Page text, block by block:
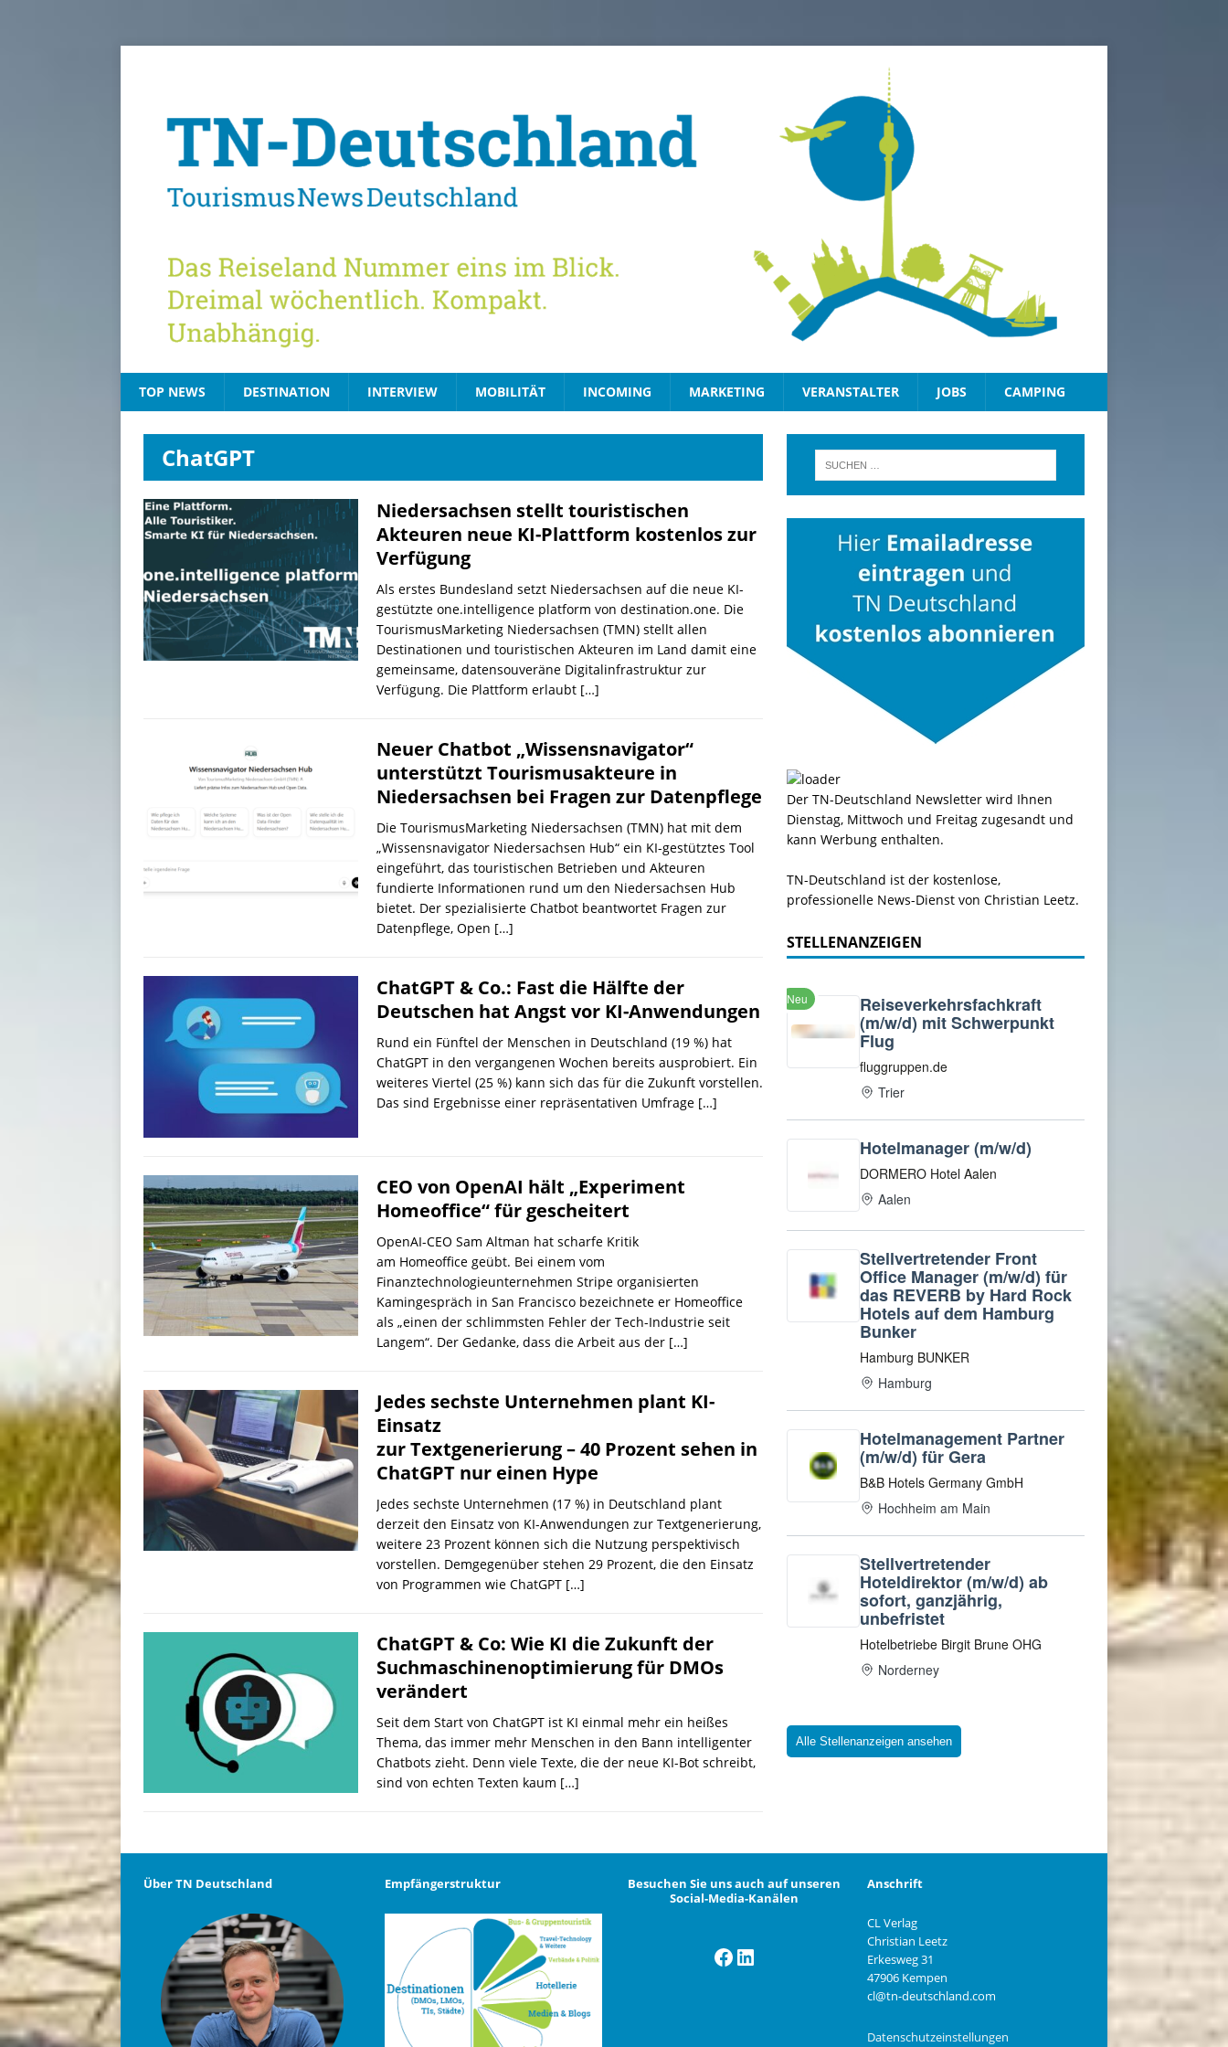
TOP NEWS DESTINATION INTERVIEW MOBILITÄT INCOMING MARKETING VERANSTALTER JOBS CAMPING
ChatGPT
Niedersachsen stellt touristischen
Akteuren neue KI-Plattform kostenlos zur
Verfügung
Als erstes Bundesland setzt Niedersachsen auf die neue KI-
gestützte one.intelligence platform von destination.one. Die
TourismusMarketing Niedersachsen (TMN) stellt allen
Destinationen und touristischen Akteuren im Land damit eine
gemeinsame, datensouveräne Digitalinfrastruktur zur
Verfügung. Die Plattform erlaubt […]
Neuer Chatbot „Wissensnavigator“
unterstützt Tourismusakteure in
Niedersachsen bei Fragen zur Datenpflege
Die TourismusMarketing Niedersachsen (TMN) hat mit dem
„Wissensnavigator Niedersachsen Hub“ ein KI-gestütztes Tool
eingeführt, das touristischen Betrieben und Akteuren
fundierte Informationen rund um den Niedersachsen Hub
bietet. Der spezialisierte Chatbot beantwortet Fragen zur
Datenpflege, Open […]
ChatGPT & Co.: Fast die Hälfte der
Deutschen hat Angst vor KI-Anwendungen
Rund ein Fünftel der Menschen in Deutschland (19 %) hat
ChatGPT in den vergangenen Wochen bereits ausprobiert. Ein
weiteres Viertel (25 %) kann sich das für die Zukunft vorstellen.
Das sind Ergebnisse einer repräsentativen Umfrage […]
CEO von OpenAI hält „Experiment
Homeoffice“ für gescheitert
OpenAI-CEO Sam Altman hat scharfe Kritik
am Homeoffice geübt. Bei einem vom
Finanztechnologieunternehmen Stripe organisierten
Kamingespräch in San Francisco bezeichnete er Homeoffice
als „einen der schlimmsten Fehler der Tech-Industrie seit
Langem“. Der Gedanke, dass die Arbeit aus der […]
Jedes sechste Unternehmen plant KI-
Einsatz
zur Textgenerierung – 40 Prozent sehen in
ChatGPT nur einen Hype
Jedes sechste Unternehmen (17 %) in Deutschland plant
derzeit den Einsatz von KI-Anwendungen zur Textgenerierung,
weitere 23 Prozent können sich die Nutzung perspektivisch
vorstellen. Demgegenüber stehen 29 Prozent, die den Einsatz
von Programmen wie ChatGPT […]
ChatGPT & Co: Wie KI die Zukunft der
Suchmaschinenoptimierung für DMOs
verändert
Seit dem Start von ChatGPT ist KI einmal mehr ein heißes
Thema, das immer mehr Menschen in den Bann intelligenter
Chatbots zieht. Denn viele Texte, die der neue KI-Bot schreibt,
sind von echten Texten kaum […]
Der TN-Deutschland Newsletter wird Ihnen
Dienstag, Mittwoch und Freitag zugesandt und
kann Werbung enthalten.
TN-Deutschland ist der kostenlose,
professionelle News-Dienst von Christian Leetz.
STELLENANZEIGEN
Alle Stellenanzeigen ansehen
Über TN Deutschland Empfängerstruktur
Besuchen Sie uns auch auf unseren
Social-Media-Kanälen
Facebook
LinkedIn
Anschrift
CL Verlag
Christian Leetz
Erkesweg 31
47906 Kempen
cl@tn-deutschland.com
Datenschutzeinstellungen